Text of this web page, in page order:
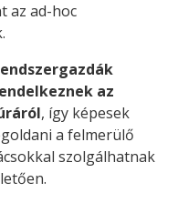
az ad-hoc
az
, így képesek
a felmerülő
szolgálhatnak